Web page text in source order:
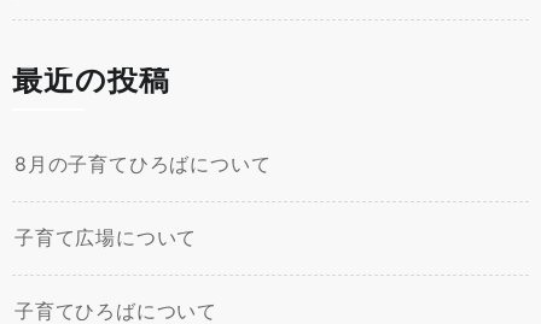
最近の投稿
8月の子育てひろばについて
子育て広場について
子育てひろばについて